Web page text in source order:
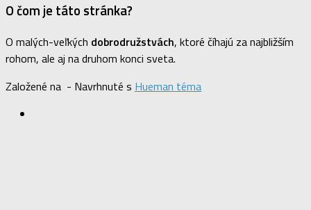
O čom je táto stránka?
O malých-veľkých dobrodružstvách, ktoré číhajú za najbližším
rohom, ale aj na druhom konci sveta.
Založené na - Navrhnuté s Hueman téma